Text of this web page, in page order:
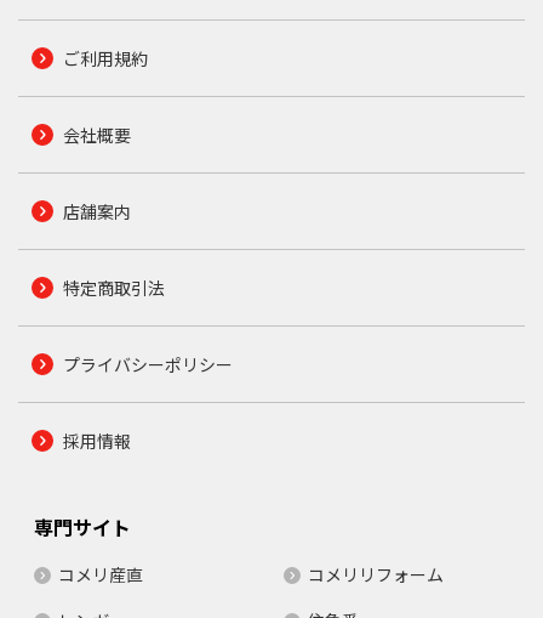
ご利用規約
会社概要
店舗案内
特定商取引法
プライバシーポリシー
採用情報
専門サイト
コメリ産直
コメリリフォーム